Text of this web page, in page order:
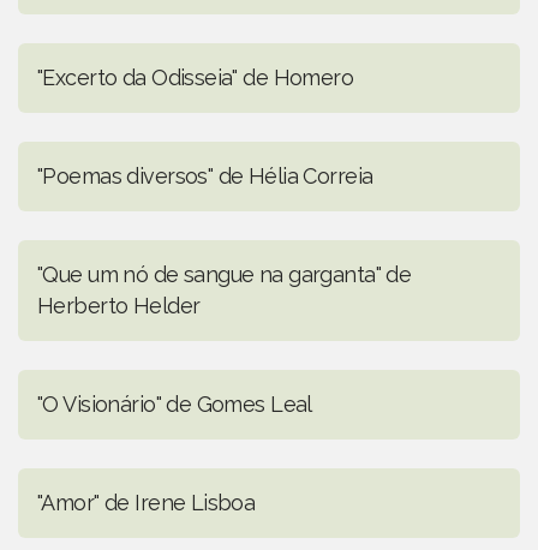
"Excerto da Odisseia" de Homero
"Poemas diversos" de Hélia Correia
"Que um nó de sangue na garganta" de
Herberto Helder
"O Visionário" de Gomes Leal
"Amor" de Irene Lisboa